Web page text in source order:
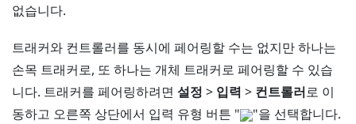
없습니다.
트래커와 컨트롤러를 동시에 페어링할 수는 없지만 하나는
손목 트래커로, 또 하나는 개체 트래커로 페어링할 수 있습
니다. 트래커를 페어링하려면 설정 > 입력 > 컨트롤러로 이
동하고 오른쪽 상단에서 입력 유형 버튼 "‍
"‍을 선택합니다.